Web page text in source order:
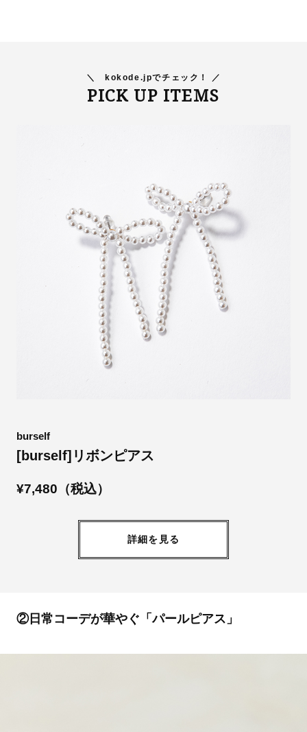
＼ kokode.jpでチェック！ ／
PICK UP ITEMS
burself
[burself]リボンピアス
¥7,480（税込）
詳細を見る
②日常コーデが華やぐ「パールピアス」